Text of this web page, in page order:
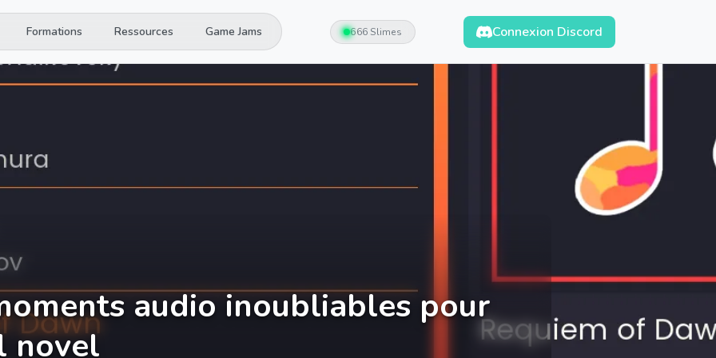
Formations Ressources Game Jams 666 Slimes Connexion Discord
audio inoubliables pour
novel